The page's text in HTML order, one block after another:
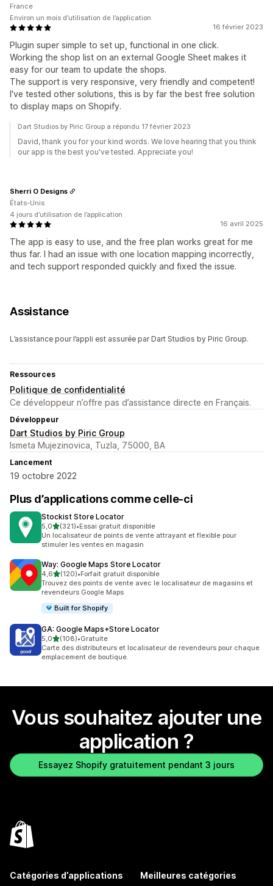
16 février 2023
Plugin super simple to set up, functional in one click.
Working the shop list on an external Google Sheet makes it
easy for our team to update the shops.
The support is very responsive, very friendly and competent!
I've tested other solutions, this is by far the best free solution
to display maps on Shopify.
France
Environ un mois d’utilisation de l’application
Dart Studios by Piric Group a répondu 17 février 2023
David, thank you for your kind words. We love hearing that you think
our app is the best you've tested. Appreciate you!
16 avril 2025
The app is easy to use, and the free plan works great for me
thus far. I had an issue with one location mapping incorrectly,
and tech support responded quickly and fixed the issue.
Sherri O Designs
États-Unis
4 jours d’utilisation de l’application
Assistance
L’assistance pour l’appli est assurée par Dart Studios by Piric Group.
Ressources
Politique de confidentialité
Ce développeur n’offre pas d’assistance directe en Français.
Développeur
Dart Studios by Piric Group
Ismeta Mujezinovica, Tuzla, 75000, BA
Lancement
19 octobre 2022
Plus d’applications comme celle-ci
Stockist Store Locator
5,0étoile(s) sur 5
(321)
321 avis au total
•Essai gratuit disponible
Un localisateur de points de vente attrayant et flexible pour
stimuler les ventes en magasin
Way: Google Maps Store Locator
4,6étoile(s) sur 5
(120)
120 avis au total
•Forfait gratuit disponible
Trouvez des points de vente avec le localisateur de magasins et
revendeurs Google Maps
Built for Shopify
GA: Google Maps+Store Locator
5,0étoile(s) sur 5
(108)
108 avis au total
•Gratuite
Carte des distributeurs et localisateur de revendeurs pour chaque
emplacement de boutique.
Vous souhaitez ajouter une
application ?
Essayez Shopify gratuitement pendant 3 jours
Catégories d’applications Meilleures catégories